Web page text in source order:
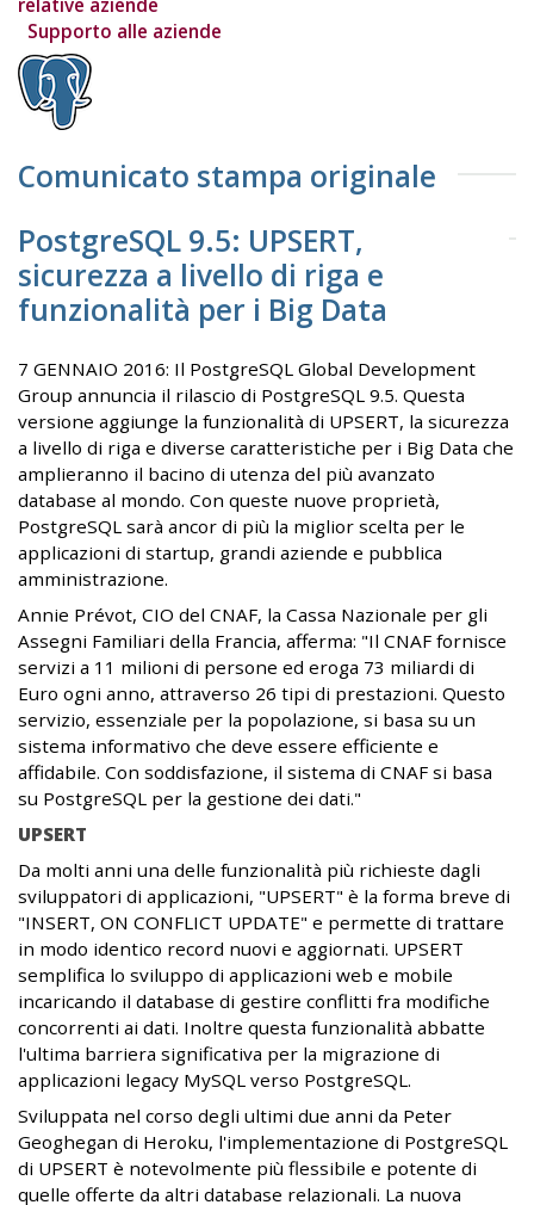
Supporto alle aziende
Comunicato stampa originale
PostgreSQL 9.5: UPSERT,
sicurezza a livello di riga e
funzionalità per i Big Data
7 GENNAIO 2016: Il PostgreSQL Global Development
Group annuncia il rilascio di PostgreSQL 9.5. Questa
versione aggiunge la funzionalità di UPSERT, la sicurezza
a livello di riga e diverse caratteristiche per i Big Data che
amplieranno il bacino di utenza del più avanzato
database al mondo. Con queste nuove proprietà,
PostgreSQL sarà ancor di più la miglior scelta per le
applicazioni di startup, grandi aziende e pubblica
amministrazione.
Annie Prévot, CIO del CNAF, la Cassa Nazionale per gli
Assegni Familiari della Francia, afferma: "Il CNAF fornisce
servizi a 11 milioni di persone ed eroga 73 miliardi di
Euro ogni anno, attraverso 26 tipi di prestazioni. Questo
servizio, essenziale per la popolazione, si basa su un
sistema informativo che deve essere efficiente e
affidabile. Con soddisfazione, il sistema di CNAF si basa
su PostgreSQL per la gestione dei dati."
UPSERT
Da molti anni una delle funzionalità più richieste dagli
sviluppatori di applicazioni, "UPSERT" è la forma breve di
"INSERT, ON CONFLICT UPDATE" e permette di trattare
in modo identico record nuovi e aggiornati. UPSERT
semplifica lo sviluppo di applicazioni web e mobile
incaricando il database di gestire conflitti fra modifiche
concorrenti ai dati. Inoltre questa funzionalità abbatte
l'ultima barriera significativa per la migrazione di
applicazioni legacy MySQL verso PostgreSQL.
Sviluppata nel corso degli ultimi due anni da Peter
Geoghegan di Heroku, l'implementazione di PostgreSQL
di UPSERT è notevolmente più flessibile e potente di
quelle offerte da altri database relazionali. La nuova